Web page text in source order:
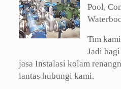
Pool,
Tim
Jadi
jasa Instalasi kolam
lantas hubungi kami.